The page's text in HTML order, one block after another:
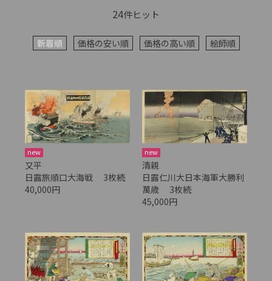
24件ヒット
新着順 価格の安い順 価格の高い順 絵師順
new
又平
日露旅順口大海戦 3枚続
40,000円
new
清親
日露仁川大日本海軍大勝利
萬歳 3枚続
45,000円